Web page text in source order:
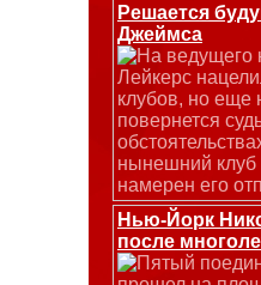
Решается
Джеймса
На ведущего
Лейкерс
клубов, но еще
повернется
нынешний клуб
намерен его
Нью-Йорк
после
Пятый